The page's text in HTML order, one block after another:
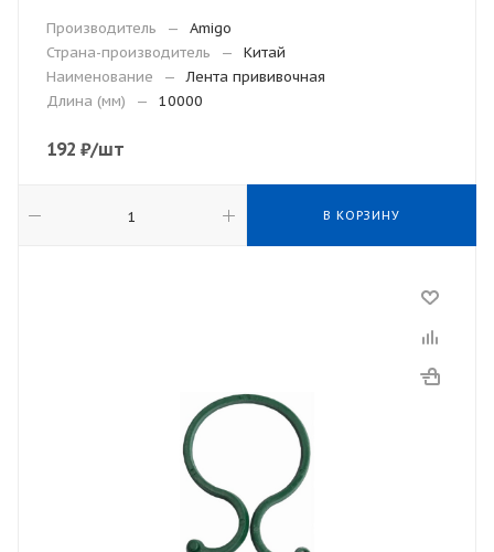
Производитель —
Amigo
Страна-производитель
—
Китай
Наименование
—
Лента прививочная
Длина (мм)
— 10000
192 ₽/шт
В КОРЗИНУ